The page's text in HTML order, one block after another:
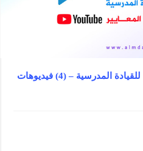
تجميعات اختبار الرخصة المهنية للقيادة المدرسية – (4) فيديوهات